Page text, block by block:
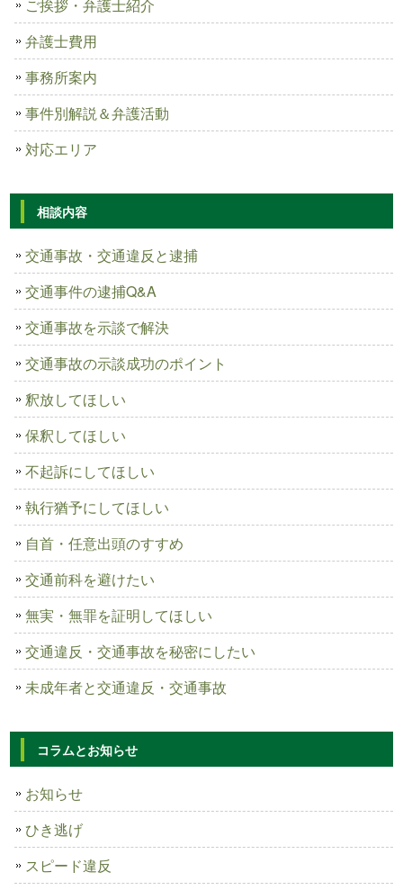
ご挨拶・弁護士紹介
弁護士費用
事務所案内
事件別解説＆弁護活動
対応エリア
相談内容
交通事故・交通違反と逮捕
交通事件の逮捕Q&A
交通事故を示談で解決
交通事故の示談成功のポイント
釈放してほしい
保釈してほしい
不起訴にしてほしい
執行猶予にしてほしい
自首・任意出頭のすすめ
交通前科を避けたい
無実・無罪を証明してほしい
交通違反・交通事故を秘密にしたい
未成年者と交通違反・交通事故
コラムとお知らせ
お知らせ
ひき逃げ
スピード違反